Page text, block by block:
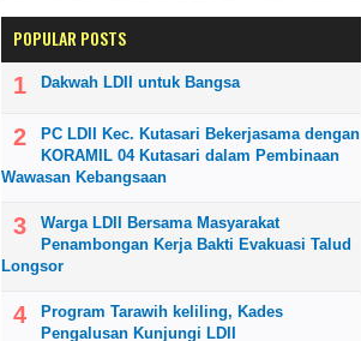
POPULAR POSTS
Dakwah LDII untuk Bangsa
PC LDII Kec. Kutasari Bekerjasama dengan
KORAMIL 04 Kutasari dalam Pembinaan
Wawasan Kebangsaan
Warga LDII Bersama Masyarakat
Penambongan Kerja Bakti Evakuasi Talud
Longsor
Program Tarawih keliling, Kades
Pengalusan Kunjungi LDII